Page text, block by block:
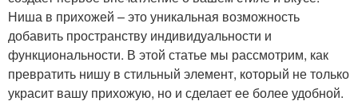
Ниша в прихожей – это уникальная возможность
добавить пространству индивидуальности и
функциональности. В этой статье мы рассмотрим, как
превратить нишу в стильный элемент, который не только
украсит вашу прихожую, но и сделает ее более удобной.